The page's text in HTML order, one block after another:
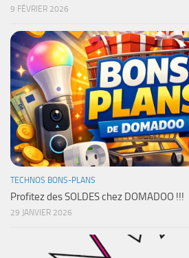
9 FÉVRIER 2026
TECHNOS BONS-PLANS
Profitez des SOLDES chez DOMADOO !!!
29 JANVIER 2026